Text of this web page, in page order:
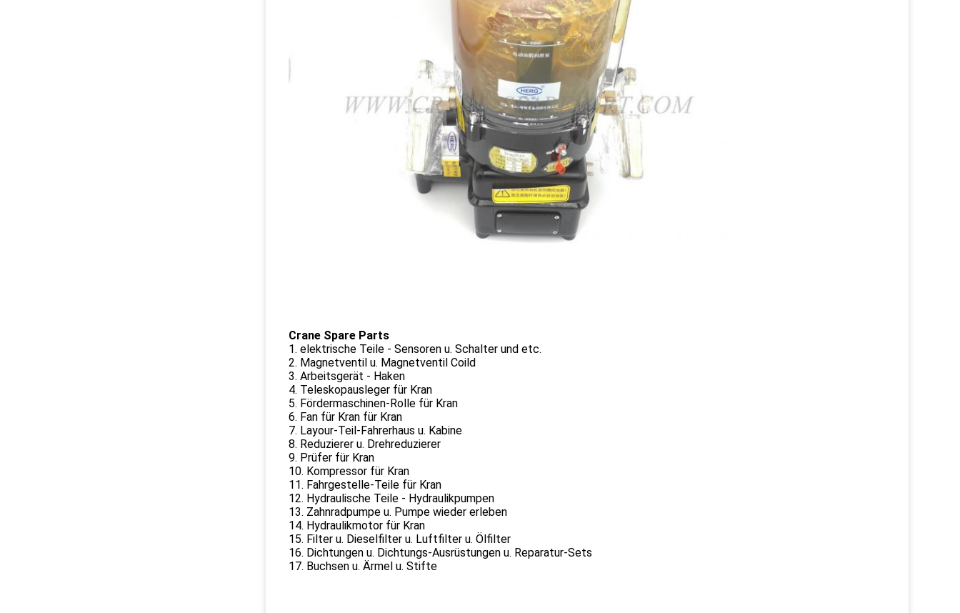
Crane Spare Parts
1. elektrische Teile - Sensoren u. Schalter und etc.
2. Magnetventil u. Magnetventil Coild
3. Arbeitsgerät - Haken
4. Teleskopausleger für Kran
5. Fördermaschinen-Rolle für Kran
6. Fan für Kran für Kran
7. Layour-Teil-Fahrerhaus u. Kabine
8. Reduzierer u. Drehreduzierer
9. Prüfer für Kran
10. Kompressor für Kran
11. Fahrgestelle-Teile für Kran
12. Hydraulische Teile - Hydraulikpumpen
13. Zahnradpumpe u. Pumpe wieder erleben
14. Hydraulikmotor für Kran
15. Filter u. Dieselfilter u. Luftfilter u. Ölfilter
16. Dichtungen u. Dichtungs-Ausrüstungen u. Reparatur-Sets
17. Buchsen u. Ärmel u. Stifte